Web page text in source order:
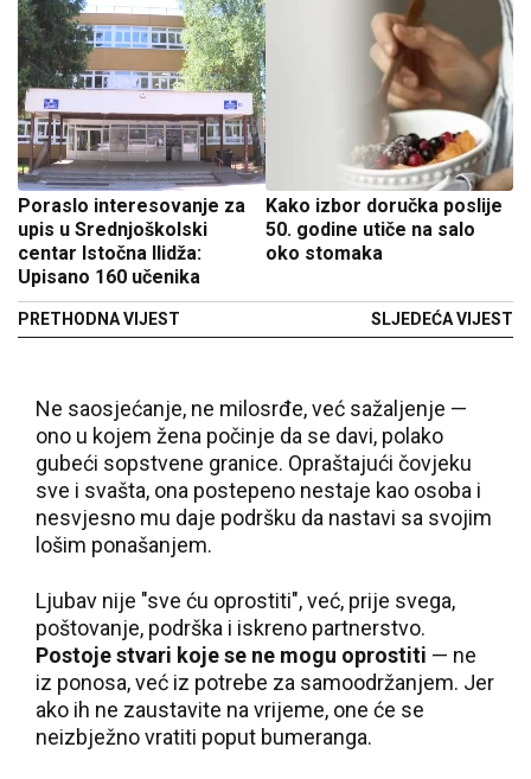
Poraslo interesovanje za
upis u Srednjoškolski
centar Istočna Ilidža:
Upisano 160 učenika
PRETHODNA VIJEST
Kako izbor doručka poslije
50. godine utiče na salo
oko stomaka
SLJEDEĆA VIJEST
Ne saosjećanje, ne milosrđe, već sažaljenje —
ono u kojem žena počinje da se davi, polako
gubeći sopstvene granice. Opraštajući čovjeku
sve i svašta, ona postepeno nestaje kao osoba i
nesvjesno mu daje podršku da nastavi sa svojim
lošim ponašanjem.
Ljubav nije "sve ću oprostiti", već, prije svega,
poštovanje, podrška i iskreno partnerstvo.
Postoje stvari koje se ne mogu oprostiti — ne
iz ponosa, već iz potrebe za samoodržanjem. Jer
ako ih ne zaustavite na vrijeme, one će se
neizbježno vratiti poput bumeranga.